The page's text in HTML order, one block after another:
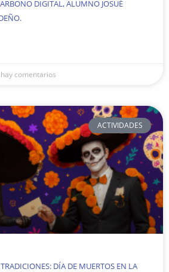
DIGITAL, ALUMNO JOSUÉ
comentarios
ACTIVIDADES
DÍA DE MUERTOS EN LA